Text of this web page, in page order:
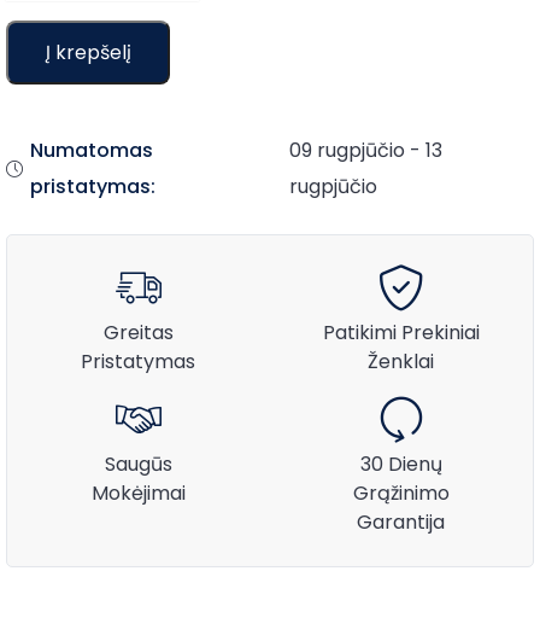
Į krepšelį
Numatomas
pristatymas:
09 rugpjūčio - 13
rugpjūčio
Greitas
Pristatymas
Patikimi Prekiniai
Ženklai
Saugūs
Mokėjimai
30 Dienų
Grąžinimo
Garantija